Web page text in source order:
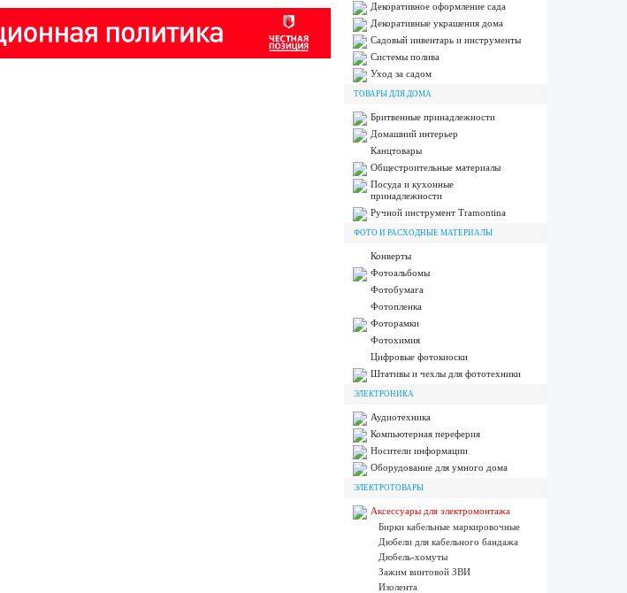
Декоративное оформление сада
Декоративные украшения дома
Садовый инвентарь и инструменты
Системы полива
Уход за садом
ТОВАРЫ ДЛЯ ДОМА
Бритвенные принадлежности
Домашний интерьер
Канцтовары
Общестроительные материалы
Посуда и кухонные
принадлежности
Ручной инструмент Tramontina
ФОТО И РАСХОДНЫЕ МАТЕРИАЛЫ
Конверты
Фотоальбомы
Фотобумага
Фотопленка
Фоторамки
Фотохимия
Цифровые фотокиоски
Штативы и чехлы для фототехники
ЭЛЕКТРОНИКА
Аудиотехника
Компьютерная переферия
Носители информации
Оборудование для умного дома
ЭЛЕКТРОТОВАРЫ
Аксессуары для электромонтажа
Бирки кабельные маркировочные
Дюбели для кабельного бандажа
Дюбель-хомуты
Зажим винтовой ЗВИ
Изолента